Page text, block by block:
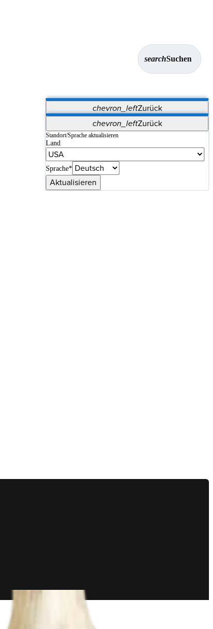
searchSuchen
chevron_leftZurück
Vet Systems OrthoPedia Patient
Supplier Portal
Synergy-Bildgebung und -Resektion
chevron_leftZurück
Standort/Sprache aktualisieren
Land
Sprache*
Aktualisieren